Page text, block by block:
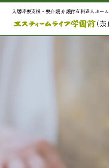
入居時要支援・要介護 介護付有料老人ホーム